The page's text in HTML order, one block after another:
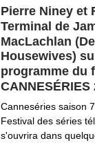
Pierre Niney et
Terminal de
MacLachlan
Housewives)
programme du
CANNESÉRIES
Canneséries saison
Festival des séries
s'ouvrira dans